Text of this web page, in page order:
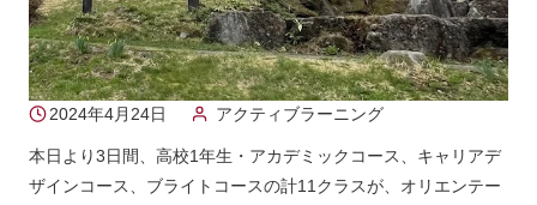
2024年4月24日 アクティブラーニング
本日より3日間、高校1年生・アカデミックコース、キャリアデ
ザインコース、ブライトコースの計11クラスが、オリエンテー